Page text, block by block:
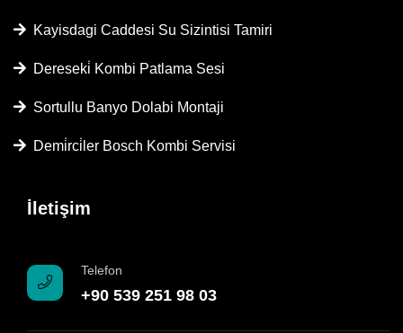
Kayisdagi Caddesi Su Sizintisi Tamiri
Dereseki̇ Kombi Patlama Sesi
Sortullu Banyo Dolabi Montaji
Demi̇rci̇ler Bosch Kombi Servisi
İletişim
Telefon
+90 539 251 98 03